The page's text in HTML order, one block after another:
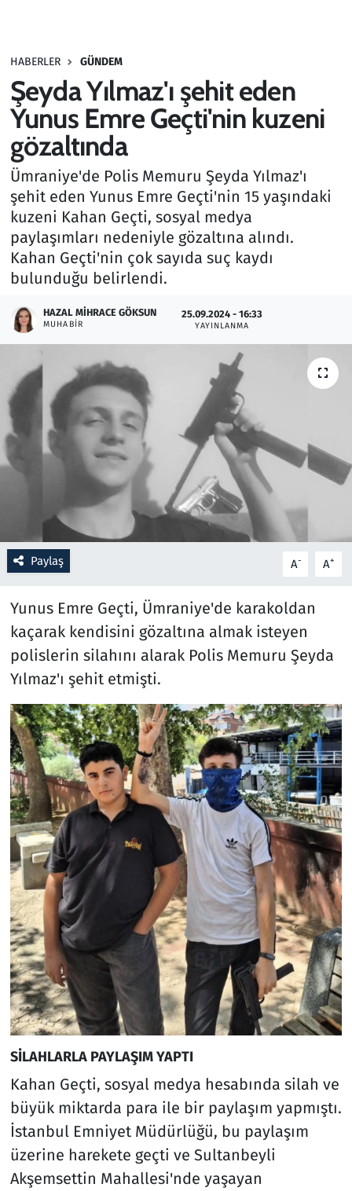
HABERLER GÜNDEM
Şeyda Yılmaz'ı şehit eden
Yunus Emre Geçti'nin kuzeni
gözaltında
Ümraniye'de Polis Memuru Şeyda Yılmaz'ı
şehit eden Yunus Emre Geçti'nin 15 yaşındaki
kuzeni Kahan Geçti, sosyal medya
paylaşımları nedeniyle gözaltına alındı.
Kahan Geçti'nin çok sayıda suç kaydı
bulunduğu belirlendi.
HAZAL MIHRACE GÖKSUN
MUHABIR
25.09.2024 - 16:33
YAYINLANMA
Paylaş A- A+
Yunus Emre Geçti, Ümraniye'de karakoldan
kaçarak kendisini gözaltına almak isteyen
polislerin silahını alarak Polis Memuru Şeyda
Yılmaz'ı şehit etmişti.
SİLAHLARLA PAYLAŞIM YAPTI
Kahan Geçti, sosyal medya hesabında silah ve
büyük miktarda para ile bir paylaşım yapmıştı.
İstanbul Emniyet Müdürlüğü, bu paylaşım
üzerine harekete geçti ve Sultanbeyli
Akşemsettin Mahallesi'nde yaşayan
Haber
Kültür Sanat
Kurumsal Haberler
Lezzet Durağı
Memur ve Kamu
Otomobil
Oyun
Ramazan
Resmi İlanlar
Rüya Tabirleri
Savunma Sanayi
Seçim 2023
Teknoloji ve Bilim
Televizyon